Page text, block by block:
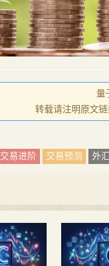
量
转载请注明原文链
交易进阶 交易预测 外